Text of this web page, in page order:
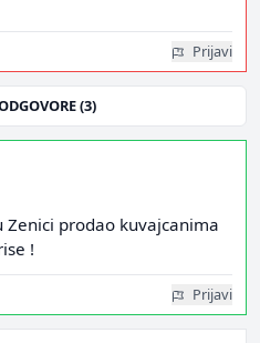
Prijavi
(3)
Zenici prodao kuvajcanima
!
Prijavi